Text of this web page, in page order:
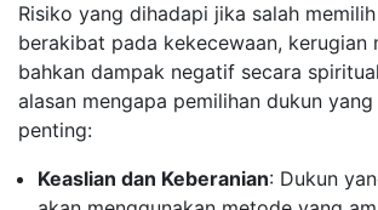
Risiko yang dihadapi jika salah
berakibat pada kekecewaan, kerugian
bahkan dampak negatif secara
alasan mengapa pemilihan dukun
penting:
Keaslian dan Keberanian: Dukun